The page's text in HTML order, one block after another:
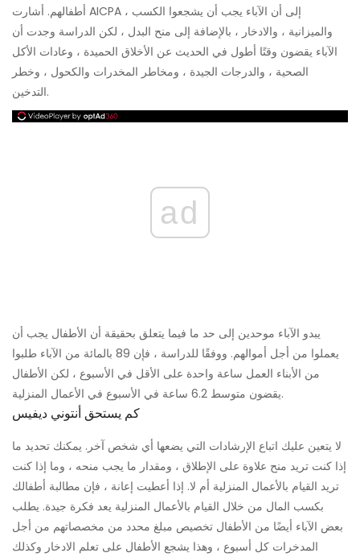
أطفالهم. أشارت AICPA إلى أن الآباء يجب أن يشجعوا الكسب ،
والميزانية ، والادخار ، بالإضافة إلى منح البدل ، لكن الدراسة وجدت أن
الآباء يقضون وقتًا أطول في الحديث عن الأخلاق الحميدة ، وعادات الأكل
الصحية ، والدرجات الجيدة ، ومخاطر المخدرات والكحول ، وخطر
التدخين.
ad
يبدو الآباء موحدين إلى حد ما فيما يتعلق بحقيقة أن الأطفال يجب أن
يعملوا من أجل أموالهم. ووفقًا للدراسة ، فإن 89 بالمائة من الآباء طلبوا
من الأبناء العمل ساعة واحدة على الأقل في الأسبوع ، لكن الأطفال
يقضون متوسط ​​6.2 ساعة في الأسبوع في الأعمال المنزلية.
كم يستحق أنتوني ديفيس
لا يتعين عليك اتباع الإرشادات التي يضعها أي شخص آخر. يمكنك تحديد ما
إذا كنت تريد منح علاوة على الإطلاق ، ومقدار ما يجب منحه ، وما إذا كنت
تريد القيام بالأعمال المنزلية أم لا. إذا أعطيت إعانة ، فإن مطالبة أطفالك
بكسب المال من خلال القيام بالأعمال المنزلية يعد فكرة جيدة. يطلب
بعض الآباء أيضًا من الأطفال تخصيص مبلغ محدد من مخصصاتهم من أجل
المدخرات كل أسبوع ، وهذا يشجع الأطفال على تعلم الادخار وكذلك